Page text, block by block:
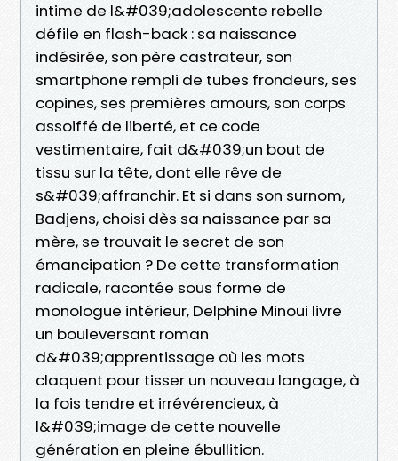
intime de l&#039;adolescente rebelle
défile en flash-back : sa naissance
indésirée, son père castrateur, son
smartphone rempli de tubes frondeurs, ses
copines, ses premières amours, son corps
assoiffé de liberté, et ce code
vestimentaire, fait d&#039;un bout de
tissu sur la tête, dont elle rêve de
s&#039;affranchir. Et si dans son surnom,
Badjens, choisi dès sa naissance par sa
mère, se trouvait le secret de son
émancipation ? De cette transformation
radicale, racontée sous forme de
monologue intérieur, Delphine Minoui livre
un bouleversant roman
d&#039;apprentissage où les mots
claquent pour tisser un nouveau langage, à
la fois tendre et irrévérencieux, à
l&#039;image de cette nouvelle
génération en pleine ébullition.